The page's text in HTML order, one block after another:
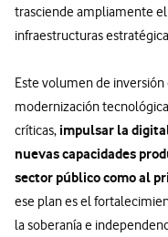
trasciende ampliamente
infraestructuras
Este volumen de
modernización
críticas, impulsar la
nuevas capacidades
sector público como al
ese plan es el
la soberanía e